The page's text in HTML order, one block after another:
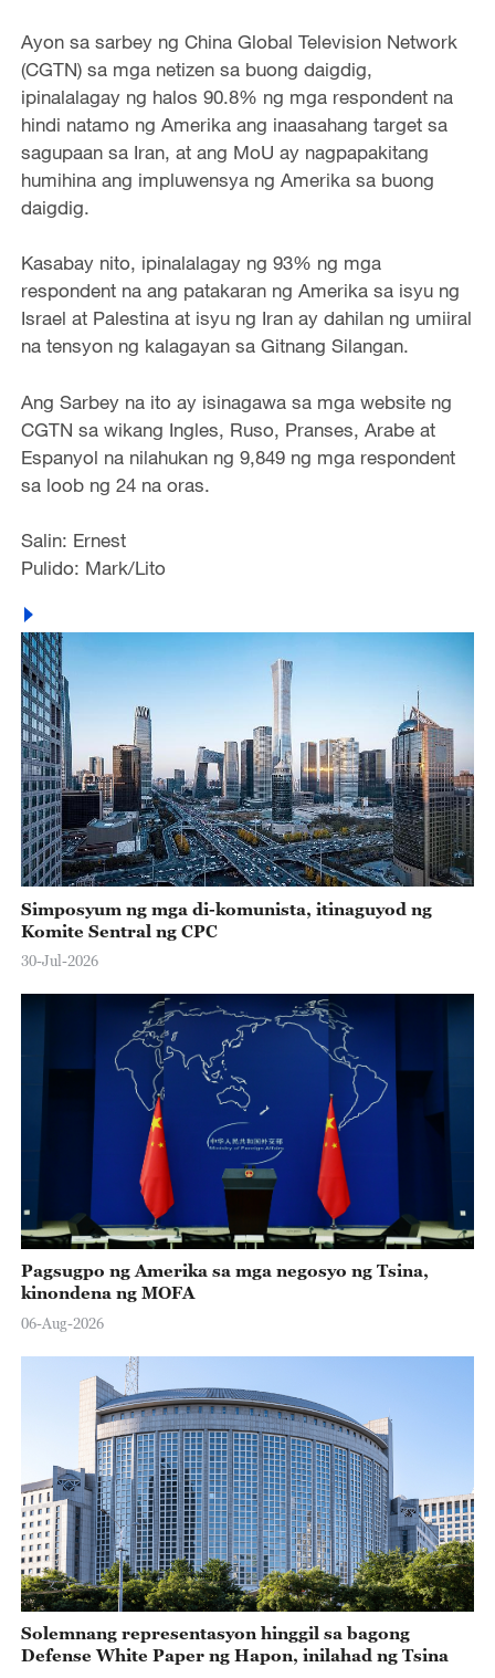
Ayon sa sarbey ng China Global Television Network
(CGTN) sa mga netizen sa buong daigdig,
ipinalalagay ng halos 90.8% ng mga respondent na
hindi natamo ng Amerika ang inaasahang target sa
sagupaan sa Iran, at ang MoU ay nagpapakitang
humihina ang impluwensya ng Amerika sa buong
daigdig.
Kasabay nito, ipinalalagay ng 93% ng mga
respondent na ang patakaran ng Amerika sa isyu ng
Israel at Palestina at isyu ng Iran ay dahilan ng umiiral
na tensyon ng kalagayan sa Gitnang Silangan.
Ang Sarbey na ito ay isinagawa sa mga website ng
CGTN sa wikang Ingles, Ruso, Pranses, Arabe at
Espanyol na nilahukan ng 9,849 ng mga respondent
sa loob ng 24 na oras.
Salin: Ernest
Pulido: Mark/Lito
Simposyum ng mga di-komunista, itinaguyod ng
Komite Sentral ng CPC
30-Jul-2026
Pagsugpo ng Amerika sa mga negosyo ng Tsina,
kinondena ng MOFA
06-Aug-2026
Solemnang representasyon hinggil sa bagong
Defense White Paper ng Hapon, inilahad ng Tsina